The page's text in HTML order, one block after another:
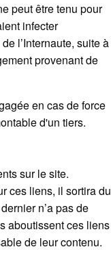
peut être tenu pour
infecter
l’Internaute, suite à
provenant de
en cas de force
d'un tiers.
sur le site.
ces liens, il sortira du
n’a pas de
aboutissent ces liens
de leur contenu.